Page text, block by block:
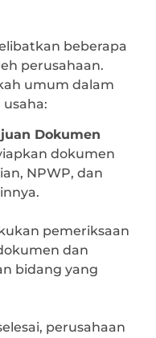
beberapa
perusahaan.
umum dalam
Dokumen
dokumen
NPWP, dan
pemeriksaan
dan
bidang yang
perusahaan